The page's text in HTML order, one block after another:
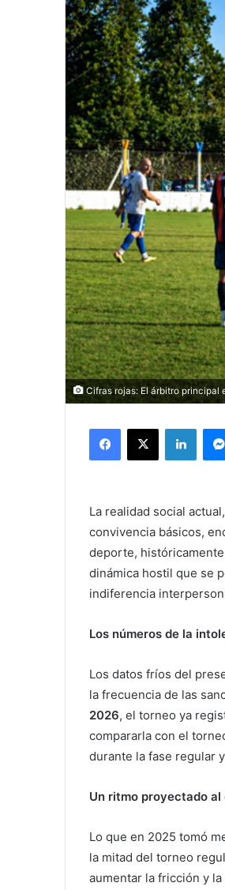
Cifras rojas: El árbitro principal
X LinkedIn
La realidad social
convivencia básicos,
deporte,
dinámica hostil que se
indiferencia
Los números de la
Los datos fríos del
la frecuencia de las
2026, el torneo ya
compararla con el
durante la fase regular
Un ritmo proyectado al
Lo que en 2025 tomó
la mitad del torneo
aumentar la fricción y